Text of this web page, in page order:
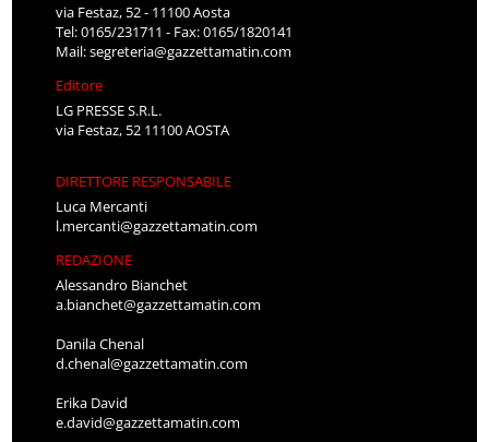
via Festaz, 52 - 11100 Aosta
Tel: 0165/231711 - Fax: 0165/1820141
Mail:segreteria@gazzettamatin.com
Editore
LG PRESSE S.R.L.
via Festaz, 52 11100 AOSTA
DIRETTORE RESPONSABILE
Luca Mercanti
l.mercanti@gazzettamatin.com
REDAZIONE
Alessandro Bianchet
a.bianchet@gazzettamatin.com
Danila Chenal
d.chenal@gazzettamatin.com
Erika David
e.david@gazzettamatin.com